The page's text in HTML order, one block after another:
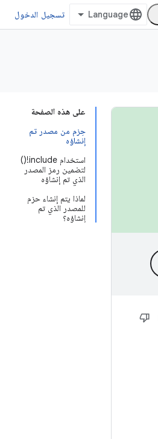
تسجيل الدخول
على هذه الصفحة
حِزم من مصدر تم
إنشاؤه
استخدام include!()
لتضمين رمز المصدر
الذي تم إنشاؤه
لماذا يتم إنشاء حزم
للمصدر الذي تم
إنشاؤه؟